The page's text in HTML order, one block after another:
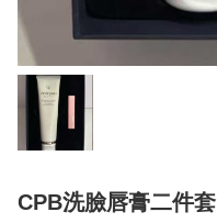
CPB洗臉唇膏二件套